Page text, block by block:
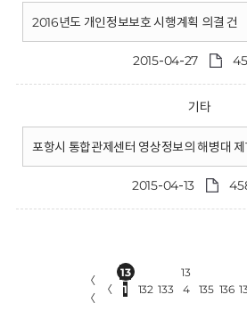
2016년도 개인정보보호 시행계획 의결 건
2015-04-27
기타
포항시 통합관제센터 영상정보의 해병대
2015-04-13
〈
〈
〈
13
1
132 133
13
4
135 136